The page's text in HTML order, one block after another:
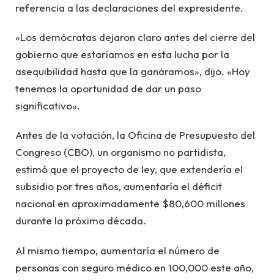
referencia a las declaraciones del expresidente.
«Los demócratas dejaron claro antes del cierre del
gobierno que estaríamos en esta lucha por la
asequibilidad hasta que la ganáramos», dijo. «Hoy
tenemos la oportunidad de dar un paso
significativo».
Antes de la votación, la Oficina de Presupuesto del
Congreso (CBO), un organismo no partidista,
estimó que el proyecto de ley, que extendería el
subsidio por tres años, aumentaría el déficit
nacional en aproximadamente $80,600 millones
durante la próxima década.
Al mismo tiempo, aumentaría el número de
personas con seguro médico en 100,000 este año,